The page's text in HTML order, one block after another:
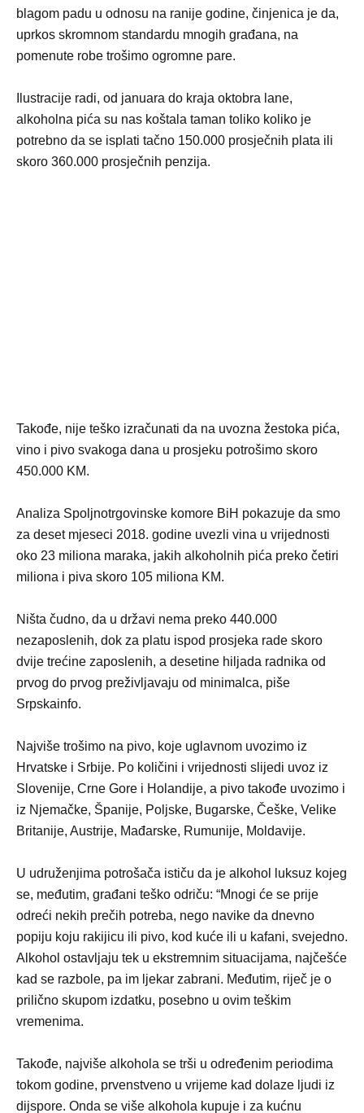
blagom padu u odnosu na ranije godine, činjenica je da,
uprkos skromnom standardu mnogih građana, na
pomenute robe trošimo ogromne pare.
Ilustracije radi, od januara do kraja oktobra lane,
alkoholna pića su nas koštala taman toliko koliko je
potrebno da se isplati tačno 150.000 prosječnih plata ili
skoro 360.000 prosječnih penzija.
Takođe, nije teško izračunati da na uvozna žestoka pića,
vino i pivo svakoga dana u prosjeku potrošimo skoro
450.000 KM.
Analiza Spoljnotrgovinske komore BiH pokazuje da smo
za deset mjeseci 2018. godine uvezli vina u vrijednosti
oko 23 miliona maraka, jakih alkoholnih pića preko četiri
miliona i piva skoro 105 miliona KM.
Ništa čudno, da u državi nema preko 440.000
nezaposlenih, dok za platu ispod prosjeka rade skoro
dvije trećine zaposlenih, a desetine hiljada radnika od
prvog do prvog preživljavaju od minimalca, piše
Srpskainfo.
Najviše trošimo na pivo, koje uglavnom uvozimo iz
Hrvatske i Srbije. Po količini i vrijednosti slijedi uvoz iz
Slovenije, Crne Gore i Holandije, a pivo takođe uvozimo i
iz Njemačke, Španije, Poljske, Bugarske, Češke, Velike
Britanije, Austrije, Mađarske, Rumunije, Moldavije.
U udruženjima potrošača ističu da je alkohol luksuz kojeg
se, međutim, građani teško odriču: “Mnogi će se prije
odreći nekih prečih potreba, nego navike da dnevno
popiju koju rakijicu ili pivo, kod kuće ili u kafani, svejedno.
Alkohol ostavljaju tek u ekstremnim situacijama, najčešće
kad se razbole, pa im ljekar zabrani. Međutim, riječ je o
prilično skupom izdatku, posebno u ovim teškim
vremenima.
Takođe, najviše alkohola se trši u određenim periodima
tokom godine, prvenstveno u vrijeme kad dolaze ljudi iz
dijspore. Onda se više alkohola kupuje i za kućnu